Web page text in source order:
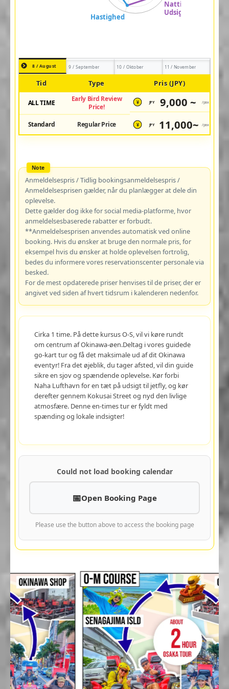
8 / August 9 / September 10 / Oktober 11 / November
Tid Type Pris (JPY)
ALL TIME
Early Bird Review
Price!
¥ JPY 9,000 ~ /pax
Standard Regular Price ¥ JPY 11,000~ /pax
Anmeldelsespris / Tidlig bookingsanmeldelsespris /
Anmeldelsesprisen gælder, når du planlægger at dele din
oplevelse.
Dette gælder dog ikke for social media-platforme, hvor
anmeldelsesbaserede rabatter er forbudt.
**Anmeldelsesprisen anvendes automatisk ved online
booking. Hvis du ønsker at bruge den normale pris, for
eksempel hvis du ønsker at holde oplevelsen fortrolig,
bedes du informere vores reservationscenter personale via
besked.
For de mest opdaterede priser henvises til de priser, der er
angivet ved siden af hvert tidsrum i kalenderen nedenfor.
Cirka 1 time. På dette kursus O-S, vil vi køre rundt
om centrum af Okinawa-øen.Deltag i vores guidede
go-kart tur og få det maksimale ud af dit Okinawa
eventyr! Fra det øjeblik, du tager afsted, vil din guide
sikre en sjov og spændende oplevelse. Kør forbi
Naha Lufthavn for en tæt på udsigt til jetfly, og kør
derefter gennem Kokusai Street og nyd den livlige
atmosfære. Denne en-times tur er fyldt med
spænding og lokale indsigter!
Could not load booking calendar
Open Booking Page
Please use the button above to access the booking page